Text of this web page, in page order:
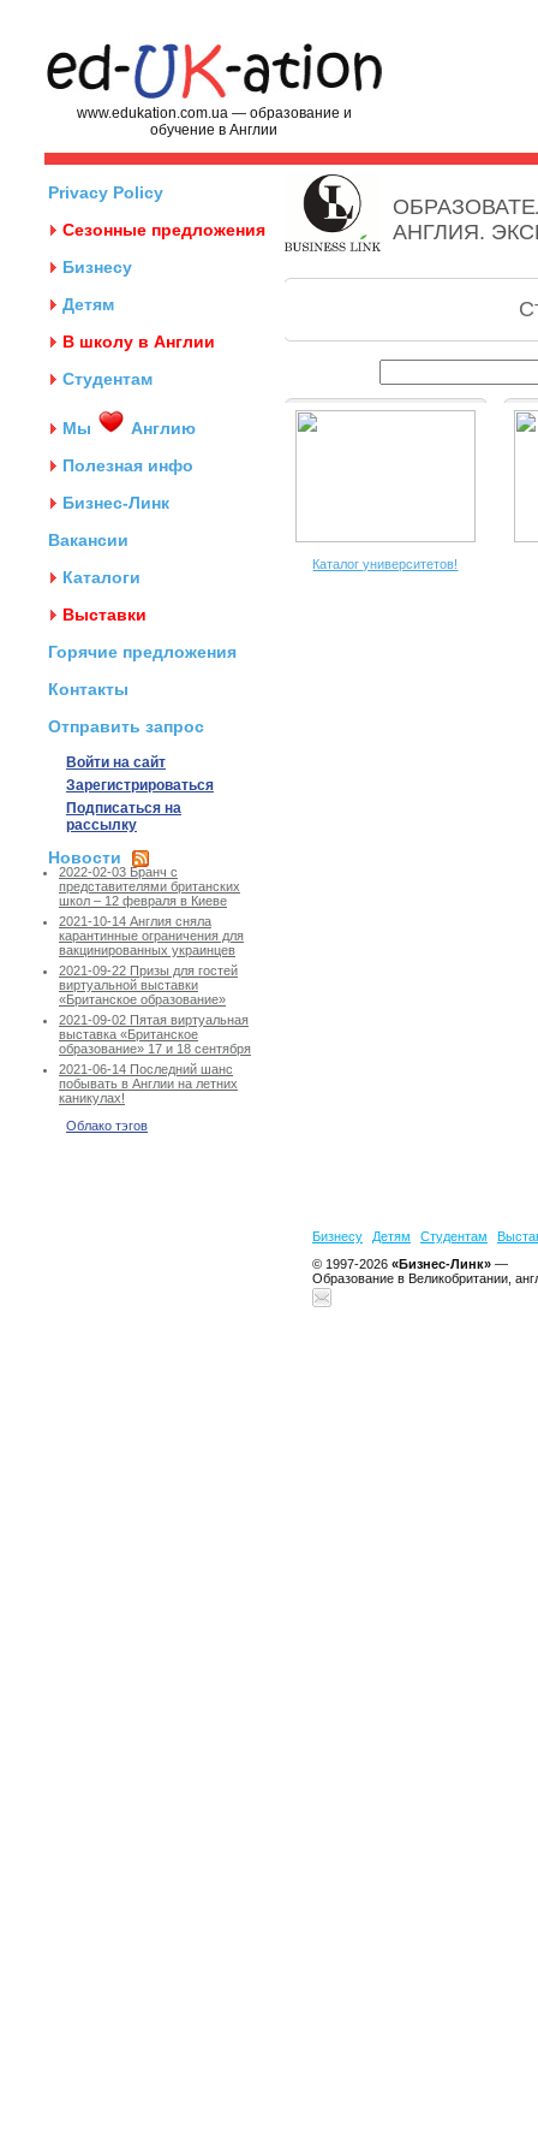
www.edukation.com.ua — образование и
обучение в Англии
Privacy Policy
Сезонные предложения
Бизнесу
Детям
В школу в Англии
Студентам
Мы
Англию
Полезная инфо
Бизнес-Линк
Вакансии
Каталоги
Выставки
Горячие предложения
Контакты
Отправить запрос
Войти на сайт
Зарегистрироваться
Подписаться на
рассылку
Новости
2022-02-03 Бранч с
представителями британских
школ – 12 февраля в Киеве
2021-10-14 Англия сняла
карантинные ограничения для
вакцинированных украинцев
2021-09-22 Призы для гостей
виртуальной выставки
«Британское образование»
2021-09-02 Пятая виртуальная
выставка «Британское
образование» 17 и 18 сентября
2021-06-14 Последний шанс
побывать в Англии на летних
каникулах!
Облако тэгов
АНГЛИЯ.
Каталог университетов!
Бизнесу Детям Студентам
© 1997-2026 «Бизнес-Линк» —
Образование в Великобритании,